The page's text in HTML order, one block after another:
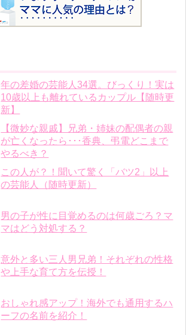
年の差婚の芸能人34選。びっくり！実は
10歳以上も離れているカップル【随時更
新】
【微妙な親戚】兄弟・姉妹の配偶者の親
が亡くなったら･･･香典、弔電どこまで
やるべき？
この人が？！聞いて驚く「バツ2」以上
の芸能人（随時更新）
男の子が性に目覚めるのは何歳ごろ？マ
マはどう対処する？
意外と多い三人男兄弟！それぞれの性格
や上手な育て方を伝授！
おしゃれ感アップ！海外でも通用するハ
ーフの名前を紹介！